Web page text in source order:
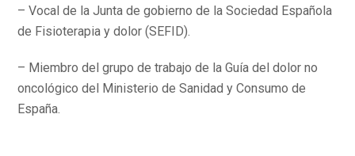
– Vocal de la Junta de gobierno de la Sociedad Española
de Fisioterapia y dolor (SEFID).
– Miembro del grupo de trabajo de la Guía del dolor no
oncológico del Ministerio de Sanidad y Consumo de
España.